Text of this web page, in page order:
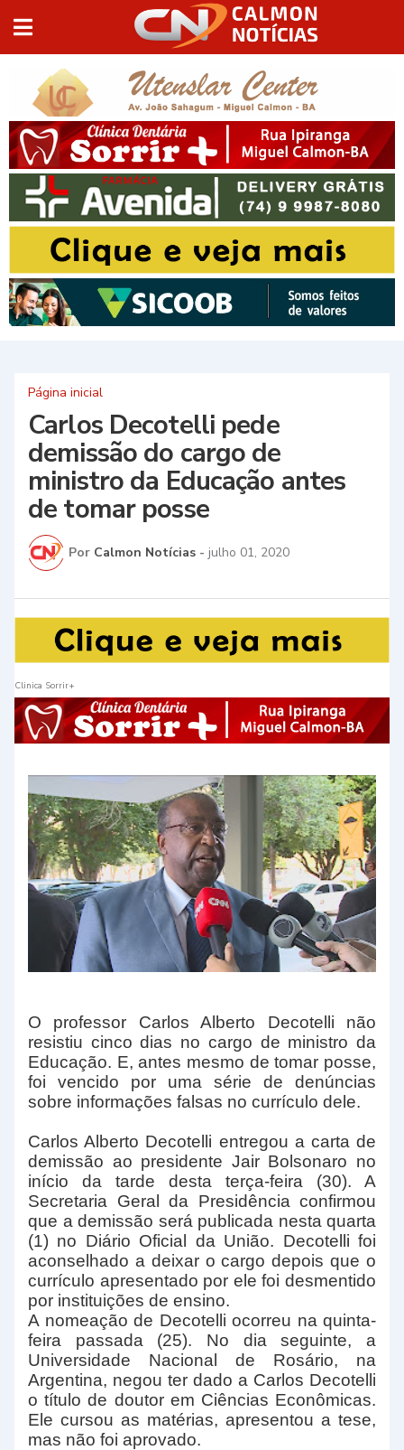
Página inicial
Carlos Decotelli pede
demissão do cargo de
ministro da Educação antes
de tomar posse
Por Calmon Notícias - julho 01, 2020
Clinica Sorrir+
O professor Carlos Alberto Decotelli não
resistiu cinco dias no cargo de ministro da
Educação. E, antes mesmo de tomar posse,
foi vencido por uma série de denúncias
sobre informações falsas no currículo dele.
Carlos Alberto Decotelli entregou a carta de
demissão ao presidente Jair Bolsonaro no
início da tarde desta terça-feira (30). A
Secretaria Geral da Presidência confirmou
que a demissão será publicada nesta quarta
(1) no Diário Oficial da União. Decotelli foi
aconselhado a deixar o cargo depois que o
currículo apresentado por ele foi desmentido
por instituições de ensino.
A nomeação de Decotelli ocorreu na quinta-
feira passada (25). No dia seguinte, a
Universidade Nacional de Rosário, na
Argentina, negou ter dado a Carlos Decotelli
o título de doutor em Ciências Econômicas.
Ele cursou as matérias, apresentou a tese,
mas não foi aprovado.